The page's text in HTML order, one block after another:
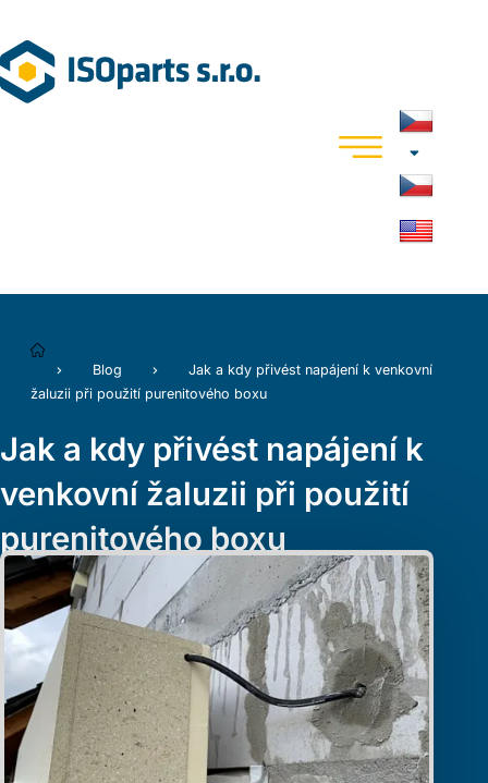
Blog
Jak a kdy přivést napájení k venkovní
žaluzii při použití purenitového boxu
Jak a kdy přivést napájení k
venkovní žaluzii při použití
purenitového boxu
Elektropřípravu je třeba provést před realizací KZS. Výhoda
purenitového boxu
je, že můžeme prostupku vyvrtat kdekoli
v hodní části boxu aniž bychom narušili jeho vlastnosti.